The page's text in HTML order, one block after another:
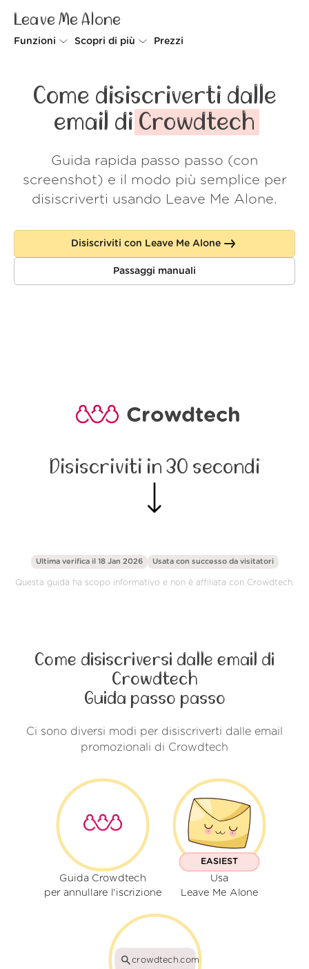
Leave Me Alone
Funzioni
Spam Blocker
Scopri di più
Come funziona
Sicurezza
Wall of Love
Accedi
Prezzi
Come disiscriverti dalle
email di Crowdtech
Guida rapida passo passo (con
screenshot) e il modo più semplice per
disiscriverti usando Leave Me Alone.
Disiscriviti con Leave Me Alone
Passaggi manuali
Crowdtech
Disiscriviti in 30 secondi
Ultima verifica il 18 Jan 2026 Usata con successo da visitatori
Questa guida ha scopo informativo e non è affiliata con Crowdtech.
Come disiscriversi dalle email di
Crowdtech
Guida passo passo
Ci sono diversi modi per disiscriverti dalle email
promozionali di Crowdtech
Guida Crowdtech
per annullare l'iscrizione
EASIEST
Usa
Leave Me Alone
crowdtech.com